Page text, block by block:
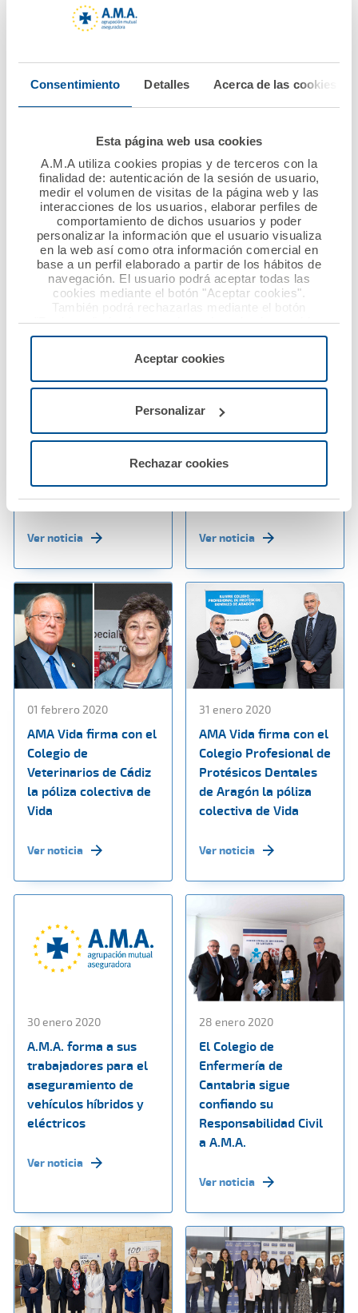
Consentimiento Detalles Acerca de las cookies
Esta página web usa cookies
A.M.A utiliza cookies propias y de terceros con la
finalidad de: autenticación de la sesión de usuario,
medir el volumen de visitas de la página web y las
interacciones de los usuarios, elaborar perfiles de
comportamiento de dichos usuarios y poder
personalizar la información que el usuario visualiza
en la web así como otra información comercial en
base a un perfil elaborado a partir de los hábitos de
navegación. El usuario podrá aceptar todas las
cookies mediante el botón "Aceptar cookies".
También podrá rechazarlas mediante el botón
"Rechazar", donde se rechazarán todas las cookies
menos las necesarias para permitir el acceso a los
configurarlas usando el botón “Personalizar".
Aceptar cookies
Personalizar
Rechazar cookies
CPIFP AYNADAMAR EN
GRANADA
póliza colectiva de
Vida con el Colegio de
Optometristas de
Murcia
Ver noticia
03 febrero 2020
Profesional de A.M.A.
fisioterapeutas de
Murcia
Ver noticia
03 febrero 2020
Seguro multirriesgo
más completo para
Farmacias y
Sanitarios
Ver noticia
01 febrero 2020
AMA Vida firma con el
Colegio de
Veterinarios de Cádiz
la póliza colectiva de
Vida
Ver noticia
31 enero 2020
AMA Vida firma con el
Colegio Profesional de
Protésicos Dentales
de Aragón la póliza
colectiva de Vida
Ver noticia
30 enero 2020
A.M.A. forma a sus
trabajadores para el
aseguramiento de
vehículos híbridos y
eléctricos
Ver noticia
28 enero 2020
El Colegio de
Enfermería de
Cantabria sigue
confiando su
Responsabilidad Civil
a A.M.A.
Ver noticia